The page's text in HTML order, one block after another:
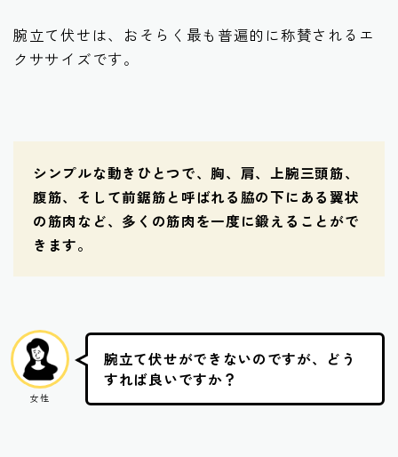
腕立て伏せは、おそらく最も普遍的に称賛されるエ
クササイズです。
シンプルな動きひとつで、胸、肩、上腕三頭筋、
腹筋、そして前鋸筋と呼ばれる脇の下にある翼状
の筋肉など、多くの筋肉を一度に鍛えることがで
きます。
女性
腕立て伏せができないのですが、どう
すれば良いですか？